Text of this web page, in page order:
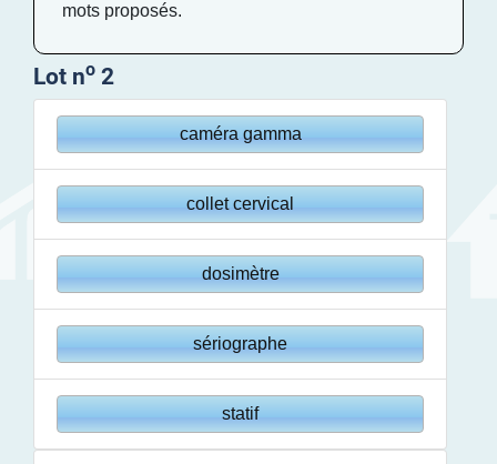
mots proposés.
Lot no 2
caméra gamma
collet cervical
dosimètre
sériographe
statif